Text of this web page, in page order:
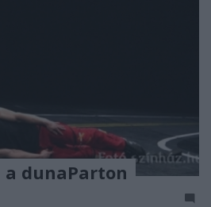
dunaParton